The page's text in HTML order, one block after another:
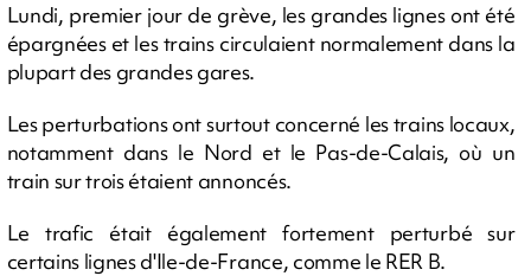
Lundi, premier jour de grève, les grandes lignes ont été
épargnées et les trains circulaient normalement dans la
plupart des grandes gares.
Les perturbations ont surtout concerné les trains locaux,
notamment dans le Nord et le Pas-de-Calais, où un
train sur trois étaient annoncés.
Le trafic était également fortement perturbé sur
certains lignes d'Ile-de-France, comme le RER B.